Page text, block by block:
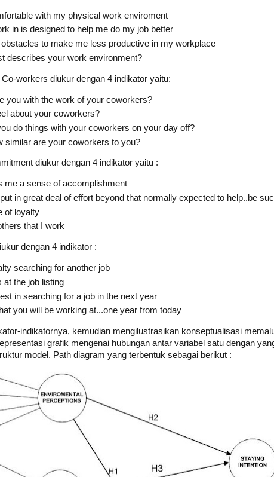
with my physical work enviroment
in is designed to help me do my job better
to make me less productive in my workplace
describes your work environment?
workers diukur dengan 4 indikator yaitu:
you with the work of your coworkers?
about your coworkers?
do things with your coworkers on your day off?
similar are your coworkers to you?
diukur dengan 4 indikator yaitu :
me a sense of accomplishment
in great deal of effort beyond that normally expected to help..be
of loyalty
that I work
dengan 4 indikator :
searching for another job
at the job listing
in searching for a job in the next year
you will be working at...one year from today
indikatornya, kemudian mengilustrasikan konseptualisasi
grafik mengenai hubungan antar variabel satu dengan
model. Path diagram yang terbentuk sebagai berikut :